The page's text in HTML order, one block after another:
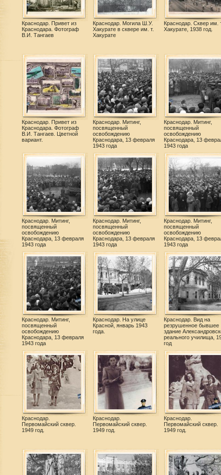
Краснодар. Привет из
Краснодара. Фотограф
В.И. Тангаев
Краснодар. Могила Ш.У.
Хакурате в сквере им. т.
Хакурате
Краснодар. Сквер им.
Хакурате, 1938 год.
Краснодар. Привет из
Краснодара. Фотограф
В.И. Тангаев. Цветной
вариант.
Краснодар. Митинг,
посвященный
освобождению
Краснодара, 13 февраля
1943 года
Краснодар. Митинг,
посвященный
освобождению
Краснодара, 13
1943 года
Краснодар. Митинг,
посвященный
освобождению
Краснодара, 13 февраля
1943 года
Краснодар. Митинг,
посвященный
освобождению
Краснодара, 13 февраля
1943 года
Краснодар. Митинг,
посвященный
освобождению
Краснодара, 13
1943 года
Краснодар. Митинг,
посвященный
освобождению
Краснодара, 13 февраля
1943 года
Краснодар. На улице
Красной, январь 1943
года.
Краснодар. Вид на
резрушенное бывшее
здание
реального училища,
год
Краснодар.
Первомайский сквер.
1949 год.
Краснодар.
Первомайский сквер.
1949 год.
Краснодар.
Первомайский сквер.
1949 год.